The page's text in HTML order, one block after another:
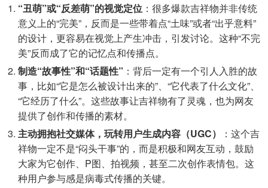
“丑萌”或“反差萌”的视觉定位 ：很多爆款吉祥物并非传统
意义上的“完美”，反而是一些带着点“土味”或者“出乎意料”
的设计，更容易在视觉上产生冲击，引发讨论。这种“不完
美”反而成了它的记忆点和传播点。
制造“故事性”和“话题性” ：背后一定有一个引人入胜的故
事，比如“它是怎么被设计出来的”、“它代表了什么文化”、
“它经历了什么”。这些故事让吉祥物有了灵魂，也为网友
提供了创作和传播的素材。
主动拥抱社交媒体，玩转用户生成内容（UGC）
：这个吉
祥物一定不是“闷头干事”的，而是积极和网友互动，鼓励
大家为它创作、P图、拍视频，甚至二次创作表情包。这
种用户参与感是病毒式传播的关键。